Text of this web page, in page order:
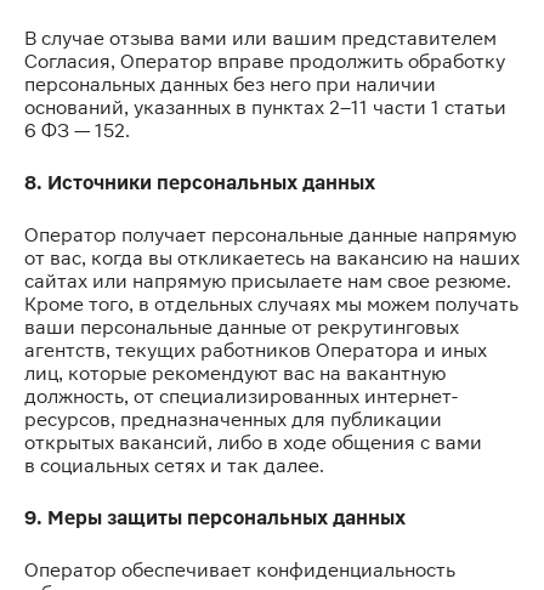
В случае отзыва вами или вашим представителем
Согласия, Оператор вправе продолжить обработку
персональных данных без него при наличии
оснований, указанных в пунктах 2–11 части 1 статьи
6 ФЗ — 152.
8. Источники персональных данных
Оператор получает персональные данные напрямую
от вас, когда вы откликаетесь на вакансию на наших
сайтах или напрямую присылаете нам свое резюме.
Кроме того, в отдельных случаях мы можем получать
ваши персональные данные от рекрутинговых
агентств, текущих работников Оператора и иных
лиц, которые рекомендуют вас на вакантную
должность, от специализированных интернет-
ресурсов, предназначенных для публикации
открытых вакансий, либо в ходе общения с вами
в социальных сетях и так далее.
9. Меры защиты персональных данных
Оператор обеспечивает конфиденциальность